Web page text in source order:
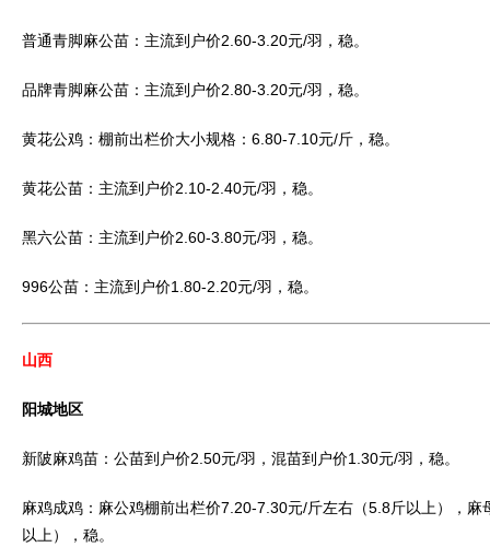
普通青脚麻公苗：主流到户价2.60-3.20元/羽，稳。
品牌青脚麻公苗：主流到户价2.80-3.20元/羽，稳。
黄花公鸡：棚前出栏价大小规格：6.80-7.10元/斤，稳。
黄花公苗：主流到户价2.10-2.40元/羽，稳。
黑六公苗：主流到户价2.60-3.80元/羽，稳。
996公苗：主流到户价1.80-2.20元/羽，稳。
山西
阳城地区
新陂麻鸡苗：公苗到户价2.50元/羽，混苗到户价1.30元/羽，稳。
麻鸡成鸡：麻公鸡棚前出栏价7.20-7.30元/斤左右（5.8斤以上），
以上），稳。